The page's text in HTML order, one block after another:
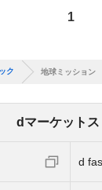
1
ク 地球ミッション
dマーケットス
d